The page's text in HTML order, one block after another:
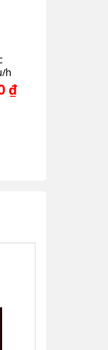
h
₫Giá
hiện